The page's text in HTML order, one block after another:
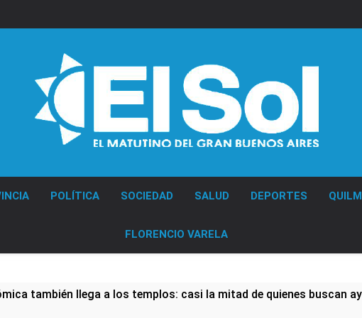
POLÍTICA SOCIEDAD SALUD DEPORTES
FLORENCIO VARELA
también llega a los templos: casi la mitad de quienes buscan